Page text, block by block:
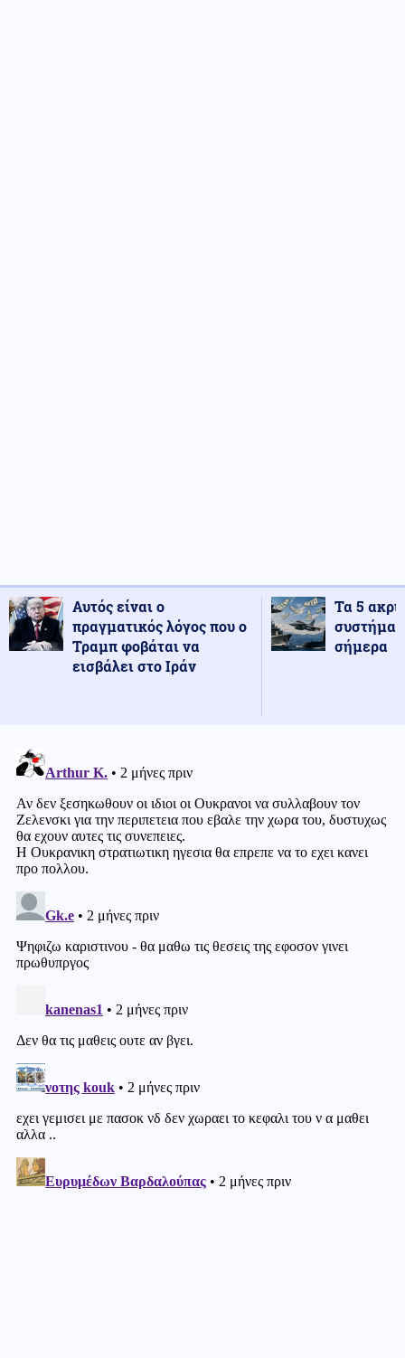
Αυτός είναι ο
πραγματικός λόγος που ο
Τραμπ φοβάται να
εισβάλει στο Ιράν
Τα 5
σήμερα